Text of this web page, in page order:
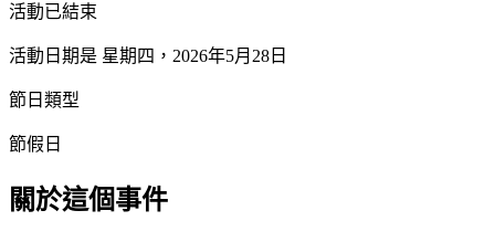
活動已結束
活動日期是 星期四，2026年5月28日
節日類型
節假日
關於這個事件